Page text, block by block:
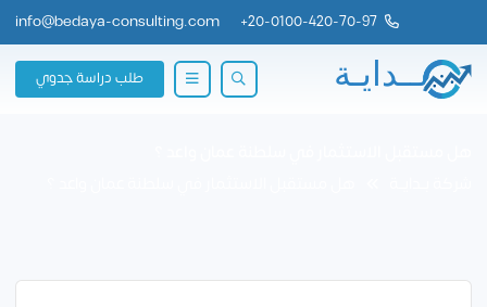
20-0100-420-70-97
+
info@bedaya-consulting.com
طلب دراسة جدوي